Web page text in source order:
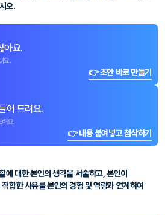
오.
아요.
요.
👉 초안 바로 만들기
어 드려요.
요.
👉 내용 붙여넣고 첨삭하기
에 대한 본인의 생각을 서술하고, 본인이
합한 사유를 본인의 경험 및 역량과 연계하여